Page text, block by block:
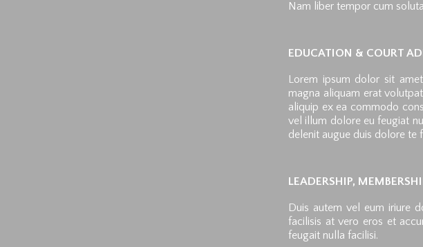
Nam liber tempor cum
EDUCATION & COURT
Lorem ipsum dolor sit
magna aliquam erat
aliquip ex ea commodo
vel illum dolore eu feugiat
delenit augue duis dolore te
LEADERSHIP,
Duis autem vel eum iriure
facilisis at vero eros et
feugait nulla facilisi.